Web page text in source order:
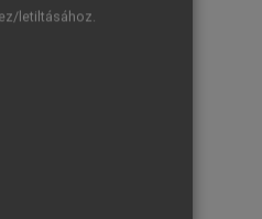
letiltásához.